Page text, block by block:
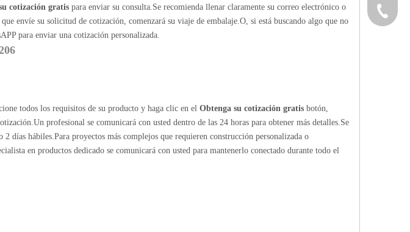
cotización gratis para enviar su consulta.Se recomienda llenar claramente su correo electrónico o
envíe su solicitud de cotización, comenzará su viaje de embalaje.O, si está buscando algo que no
para enviar una cotización personalizada.
todos los requisitos de su producto y haga clic en elObtenga su cotización gratis botón,
profesional se comunicará con usted dentro de las 24 horas para obtener más detalles.Se
días hábiles.Para proyectos más complejos que requieren construcción personalizada o
en productos dedicado se comunicará con usted para mantenerlo conectado durante todo el
+86-